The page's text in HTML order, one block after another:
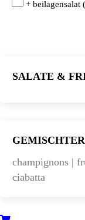
+ beilagensalat (
SALATE &
champignons |
ciabatta